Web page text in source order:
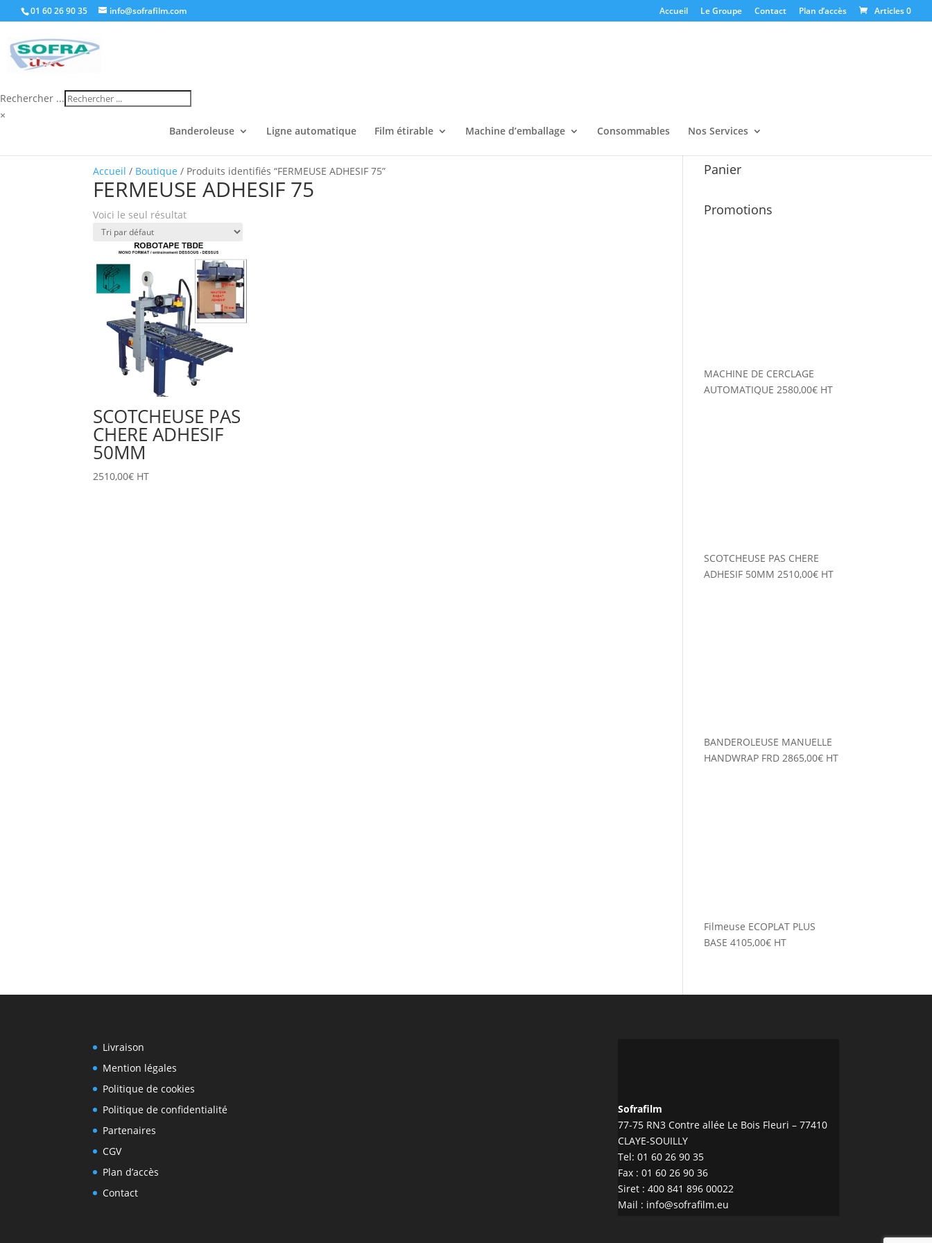
01 60 26 90 35 info@sofrafilm.com Accueil Le Groupe Contact Plan d’accès Articles 0
Rechercher ...
×
Banderoleuse
Ligne automatique Film étirable Machine d’emballage Consommables Nos Services
Accueil / Boutique / Produits identifiés “FERMEUSE ADHESIF 75”
FERMEUSE ADHESIF 75
Voici le seul résultat
SCOTCHEUSE PAS
CHERE ADHESIF
50MM
2510,00€ HT
Panier
Promotions
MACHINE DE CERCLAGE
AUTOMATIQUE 2580,00€ HT
SCOTCHEUSE PAS CHERE
ADHESIF 50MM 2510,00€ HT
BANDEROLEUSE MANUELLE
HANDWRAP FRD 2865,00€ HT
Filmeuse ECOPLAT PLUS
BASE 4105,00€ HT
Livraison
Mention légales
Politique de cookies
Politique de confidentialité
Partenaires
CGV
Plan d’accès
Contact
Sofrafilm
77-75 RN3 Contre allée Le Bois Fleuri – 77410
CLAYE-SOUILLY
Tel: 01 60 26 90 35
Fax : 01 60 26 90 36
Siret : 400 841 896 00022
Mail : info@sofrafilm.eu